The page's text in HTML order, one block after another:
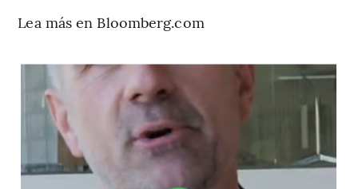
Lea más en Bloomberg.com